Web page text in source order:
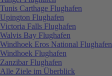
Tunis Carthage Flughafen
Upington Flughafen
Victoria Falls Flughafen
Walvis Bay Flughafen
Windhoek Eros National Flughafen
Windhoek Flughafen
Zanzibar Flughafen
Alle Ziele im Überblick